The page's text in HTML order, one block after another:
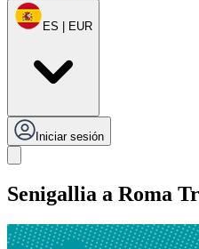
ES | EUR
Iniciar sesión
Senigallia a Roma